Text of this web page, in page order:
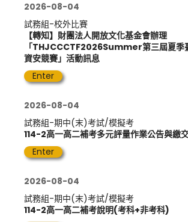
2026-08-04
試務組-校外比賽
【轉知】財團法人開放文化基金會辦理
「THJCCCTF2026Summer第三屆夏季
資安競賽」活動訊息
Enter
2026-08-04
試務組-期中(末)考試/模擬考
114-2高一高二補考多元評量作業公告與繳
Enter
2026-08-04
試務組-期中(末)考試/模擬考
114-2高一高二補考說明(考科+非考科)